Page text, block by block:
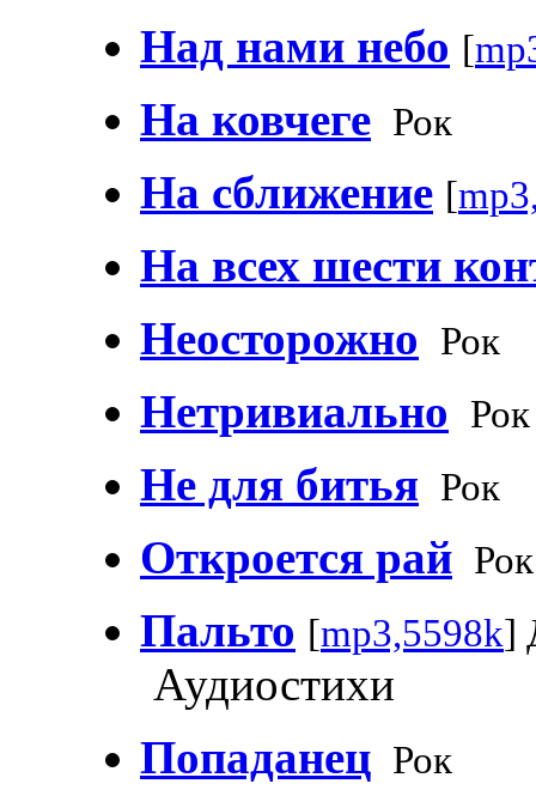
Над нами небо [
На ковчеге Рок
На сближение [
На всех шести
Неосторожно Рок
Нетривиально Рок
Не для битья Рок
Откроется рай Рок
Пальто [mp3,5598k]
Аудиостихи
Попаданец Рок